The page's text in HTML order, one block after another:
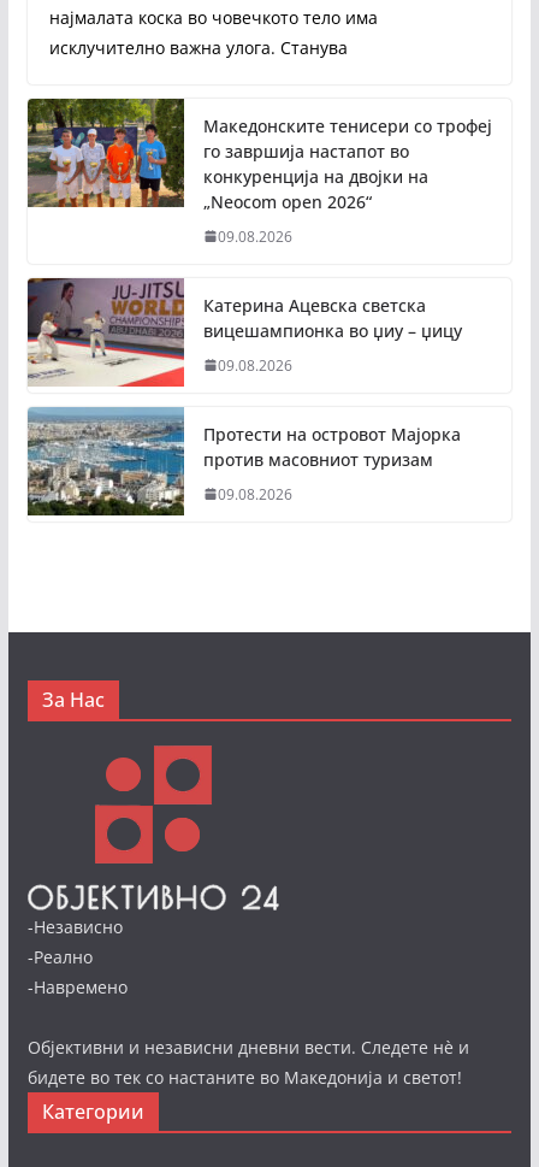
најмалата коска во човечкото тело има
исклучително важна улога. Станува
Македонските тенисери со трофеј
го завршија настапот во
конкуренција на двојки на
„Neocom open 2026“
09.08.2026
Катерина Ацевска светска
вицешампионка во џиу – џицу
09.08.2026
Протести на островот Мајорка
против масовниот туризам
09.08.2026
За Нас
-Независно
-Реално
-Навремено
Објективни и независни дневни вести. Следете нè и
бидете во тек со настаните во Македонија и светот!
Категории